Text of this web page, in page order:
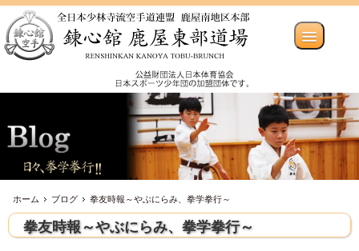
ホーム ブログ 拳友時報～やぶにらみ、拳学拳行～
拳友時報～やぶにらみ、拳学拳行～